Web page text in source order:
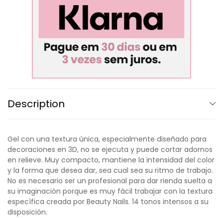
Description
Gel con una textura única, especialmente diseñado para
decoraciones en 3D, no se ejecuta y puede cortar adornos
en relieve. Muy compacto, mantiene la intensidad del color
y la forma que desea dar, sea cual sea su ritmo de trabajo.
No es necesario ser un profesional para dar rienda suelta a
su imaginación porque es muy fácil trabajar con la textura
específica creada por Beauty Nails. 14 tonos intensos a su
disposición.